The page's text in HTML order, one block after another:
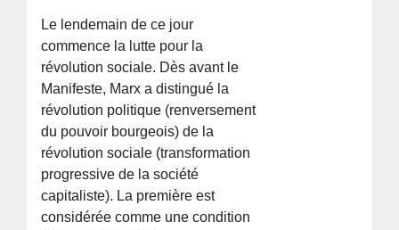
Le lendemain de ce jour
commence la lutte pour la
révolution sociale. Dès avant le
Manifeste, Marx a distingué la
révolution politique (renversement
du pouvoir bourgeois) de la
révolution sociale (transformation
progressive de la société
capitaliste). La première est
considérée comme une condition